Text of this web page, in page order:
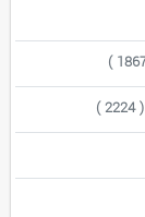
( 2224 )